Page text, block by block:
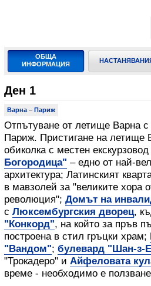
ОБЩА
ИНФОРМАЦИЯ
Ден 1
Варна – Париж
Отпътуване от летище Варна
Париж. Пристигане на
обиколка с местен
Богородица" – едно от най-
архитектура; Латинският
в мавзолей за "великите хора
революция"; Домът на
с Люксембургския дворец,
"Конкорд", на който за пръв
построена в стил гръцки храм;
"Вандом"; булевард "Шан-з-
"Трокадеро" и Айфеловата
време - необходимо е